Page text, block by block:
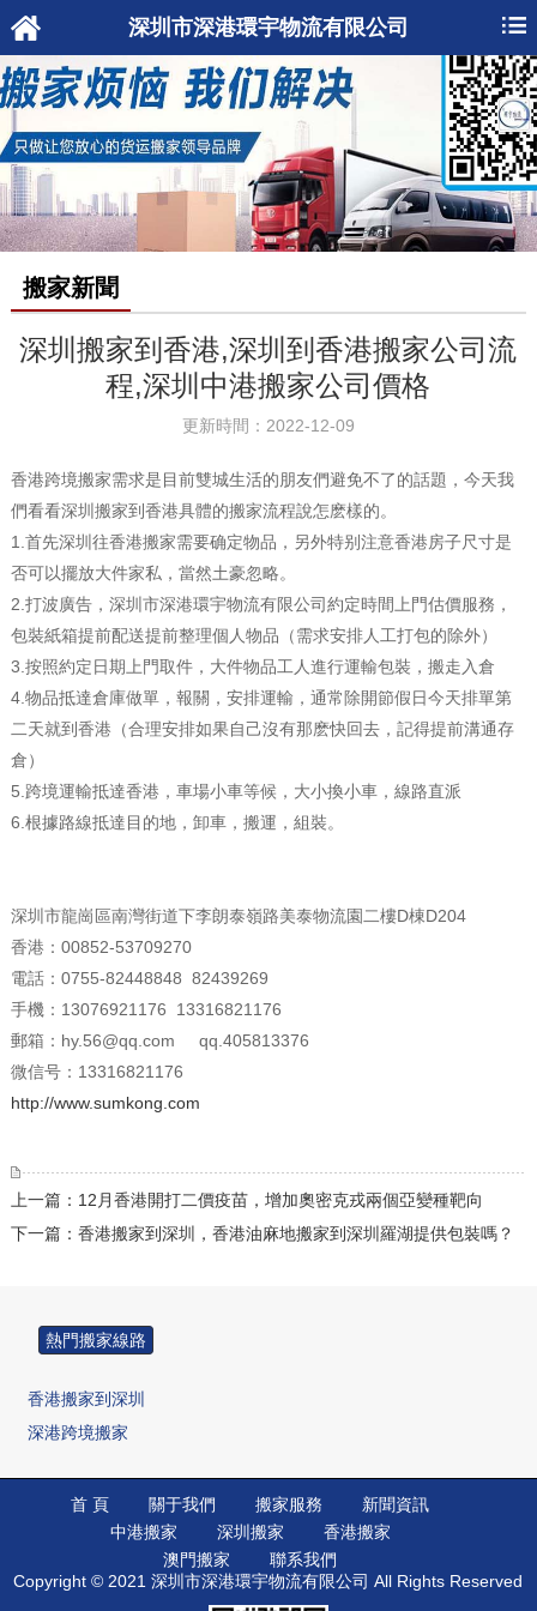
深圳市深港環宇物流有限公司
搬家新聞
深圳搬家到香港,深圳到香港搬家公司流
程,深圳中港搬家公司價格
更新時間：2022-12-09
香港跨境搬家需求是目前雙城生活的朋友們避免不了的話題，今天我
們看看深圳搬家到香港具體的搬家流程說怎麽樣的。
1.首先深圳往香港搬家需要确定物品，另外特别注意香港房子尺寸是
否可以擺放大件家私，當然土豪忽略。
2.打波廣告，深圳市深港環宇物流有限公司約定時間上門估價服務，
包裝紙箱提前配送提前整理個人物品（需求安排人工打包的除外）
3.按照約定日期上門取件，大件物品工人進行運輸包裝，搬走入倉
4.物品抵達倉庫做單，報關，安排運輸，通常除開節假日今天排單第
二天就到香港（合理安排如果自己沒有那麽快回去，記得提前溝通存
倉）
5.跨境運輸抵達香港，車場小車等候，大小換小車，線路直派
6.根據路線抵達目的地，卸車，搬運，組裝。
深圳市龍崗區南灣街道下李朗泰嶺路美泰物流園二樓D棟D204
香港：00852-53709270
電話：0755-82448848 82439269
手機：13076921176 13316821176
郵箱：hy.56@qq.com qq.405813376
微信号：13316821176
http://www.sumkong.com
上一篇：12月香港開打二價疫苗，增加奧密克戎兩個亞變種靶向
下一篇：香港搬家到深圳，香港油麻地搬家到深圳羅湖提供包裝嗎？
熱門搬家線路
香港搬家到深圳
深港跨境搬家
香港搬家到深圳
香港搬家到佛山
首 頁 關于我們 搬家服務
新聞資訊
中港搬家
深圳搬家
香港搬家
澳門搬家
聯系我們
Copyright © 2021 深圳市深港環宇物流有限公司 All Rights Reserved